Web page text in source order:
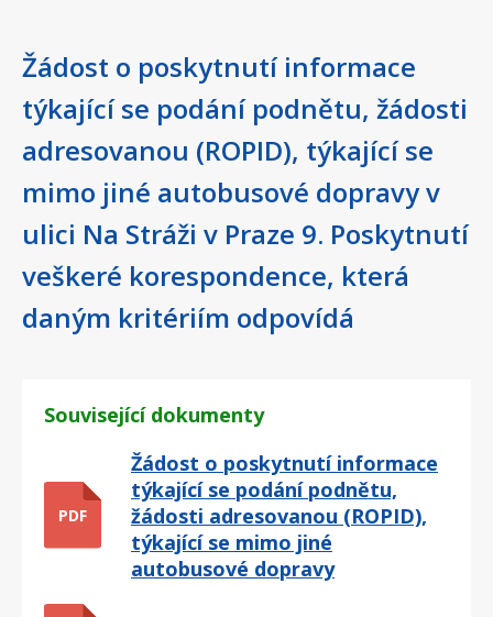
Žádost o poskytnutí informace
týkající se podání podnětu, žádosti
adresovanou (ROPID), týkající se
mimo jiné autobusové dopravy v
ulici Na Stráži v Praze 9. Poskytnutí
veškeré korespondence, která
daným kritériím odpovídá
Související dokumenty
PDF
Žádost o poskytnutí informace
týkající se podání podnětu,
žádosti adresovanou (ROPID),
týkající se mimo jiné
autobusové dopravy